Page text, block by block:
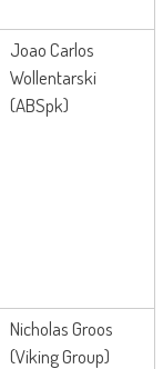
Joao Carlos
Wollentarski
(ABSpk)
Nicholas Groos
(Viking Group)